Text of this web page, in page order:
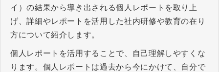
イ）の結果から導き出される個人レポートを取り上
げ、詳細やレポートを活用した社内研修や教育の在り
方について紹介します。
個人レポートを活用することで、自己理解しやすくな
ります。個人レポートは過去から今にかけて、自分で